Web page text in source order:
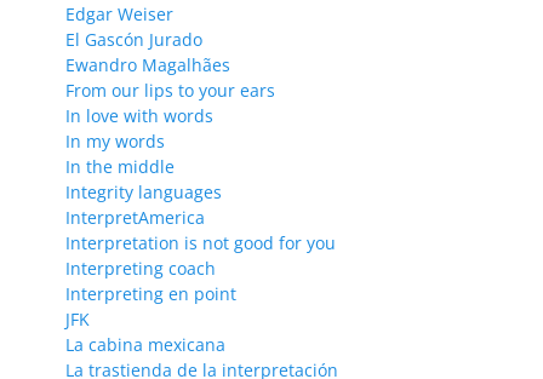
Edgar Weiser
El Gascón Jurado
Ewandro Magalhães
From our lips to your ears
In love with words
In my words
In the middle
Integrity languages
InterpretAmerica
Interpretation is not good for you
Interpreting coach
Interpreting en point
JFK
La cabina mexicana
La trastienda de la interpretación